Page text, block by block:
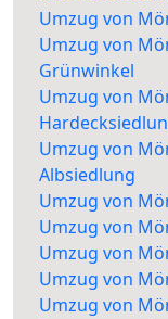
Umzug von
Umzug von
Grünwinkel
Umzug von
Umzug von
Albsiedlung
Umzug von
Umzug von
Umzug von
Umzug von
Umzug von